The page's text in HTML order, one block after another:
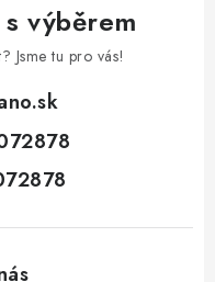
výběrem
Jsme tu pro vás!